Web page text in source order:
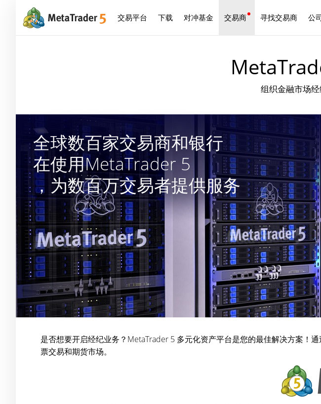
交易平台 下载 对冲基金 交易商 寻找交易商 公
组织金融市场
全球数百家交易商和银行
在使用MetaTrader 5
，为数百万交易者提供服务
是否想要开启经纪业务？MetaTrader 5 多元化资产平台是您的最佳解决方案！
票交易和期货市场。